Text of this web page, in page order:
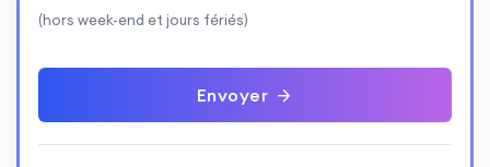
(hors week-end et jours fériés)
Envoyer